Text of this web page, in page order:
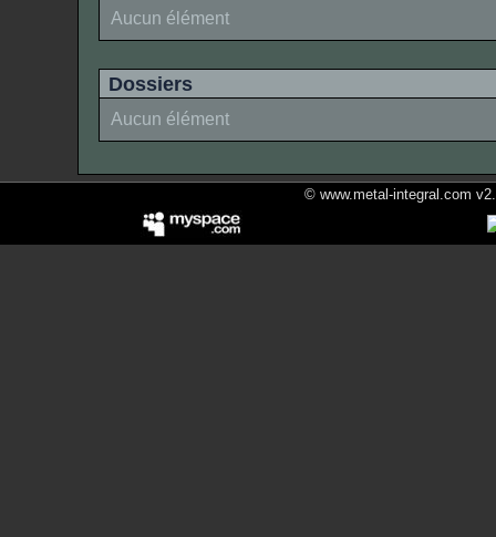
Aucun élément
Dossiers
Aucun élément
© www.metal-integral.com